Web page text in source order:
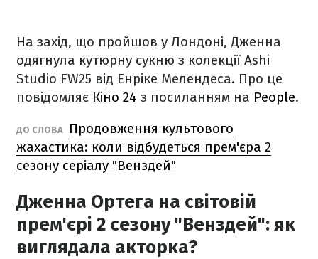
На захід, що пройшов у Лондоні, Дженна
одягнула кутюрну сукню з колекції Ashi
Studio FW25 від Енріке Мелендеса. Про це
повідомляє Кіно 24 з посиланням на People.
ДО СЛОВА
Продовження культового
жахастика: коли відбудеться прем'єра 2
сезону серіалу "Венздей"
Дженна Ортега на світовій
прем'єрі 2 сезону "Венздей": як
виглядала акторка?